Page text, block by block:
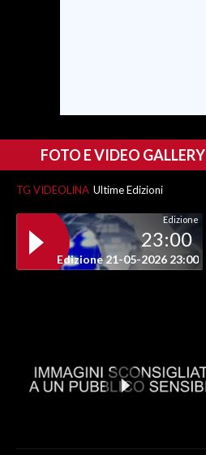
FOTO E VIDEO GALLERY
TG VIDEOLINA Ultime Edizioni
Edizione
23:00
Edizione 21-05-2026 23:00